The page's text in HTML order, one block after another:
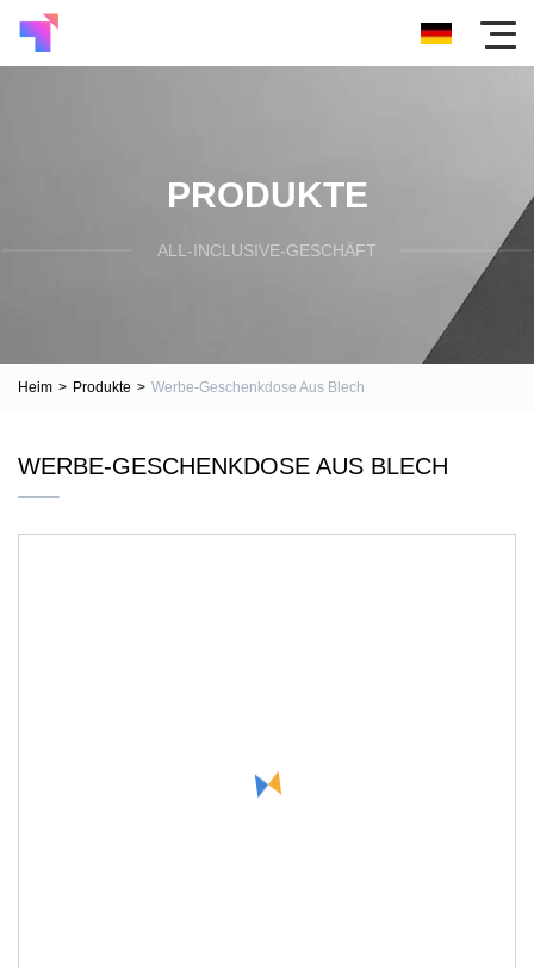
PRODUKTE
ALL-INCLUSIVE-GESCHÄFT
Heim > Produkte > Werbe-Geschenkdose Aus Blech
WERBE-GESCHENKDOSE AUS BLECH